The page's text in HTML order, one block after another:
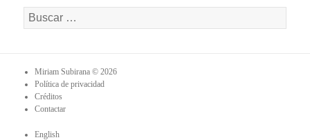
Buscar:
Miriam Subirana © 2026
Política de privacidad
Créditos
Contactar
English